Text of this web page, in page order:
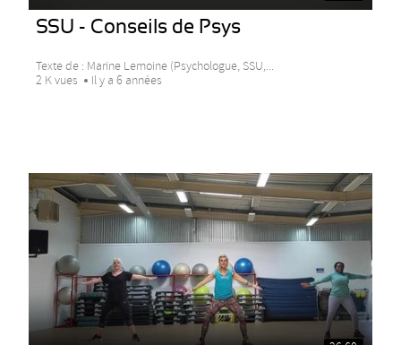
SSU - Conseils de Psys
Texte de : Marine Lemoine (Psychologue, SSU,...
2 K vues
Il y a 6 années